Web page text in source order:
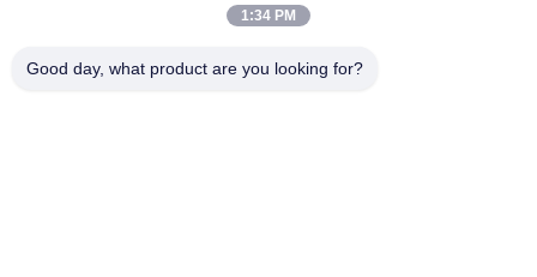
1:34 PM
Good day, what product are you looking for?